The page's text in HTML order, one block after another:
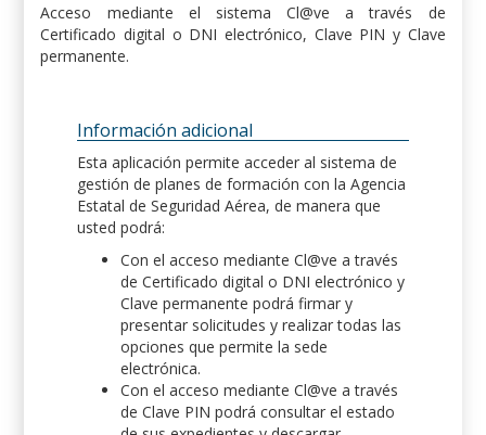
Acceso mediante el sistema Cl@ve a través de
Certificado digital o DNI electrónico, Clave PIN y Clave
permanente.
Información adicional
Esta aplicación permite acceder al sistema de
gestión de planes de formación con la Agencia
Estatal de Seguridad Aérea, de manera que
usted podrá:
Con el acceso mediante Cl@ve a través
de Certificado digital o DNI electrónico y
Clave permanente podrá firmar y
presentar solicitudes y realizar todas las
opciones que permite la sede
electrónica.
Con el acceso mediante Cl@ve a través
de Clave PIN podrá consultar el estado